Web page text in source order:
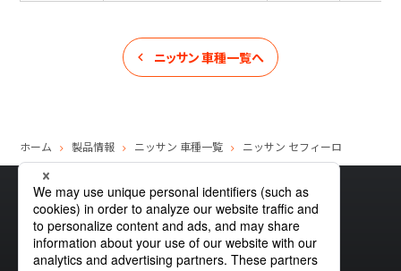
ニッサン車種一覧へ
ホーム 製品情報 ニッサン 車種一覧 ニッサン セフィーロ
サイトマップ グローバルプライバシーポリシー
クッキーポリシーサイトポリシーお問い合わせ